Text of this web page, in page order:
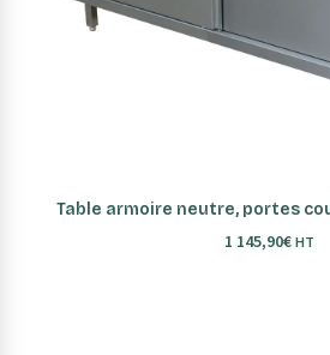
AJOUTER AU
Table armoire neutre, portes
1 145,90€ HT